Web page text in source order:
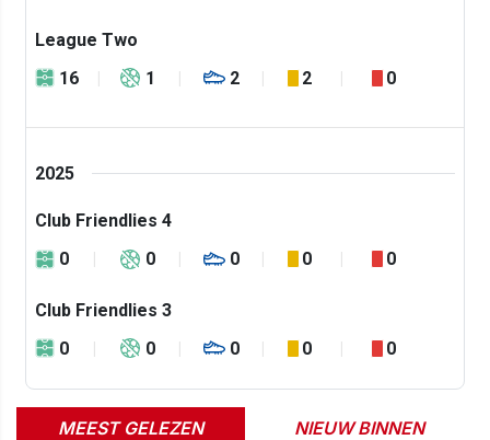
League Two
16
1 2 2 0
2025
Club Friendlies 4
0
0 0 0 0
Club Friendlies 3
0
0 0 0 0
MEEST GELEZEN NIEUW BINNEN